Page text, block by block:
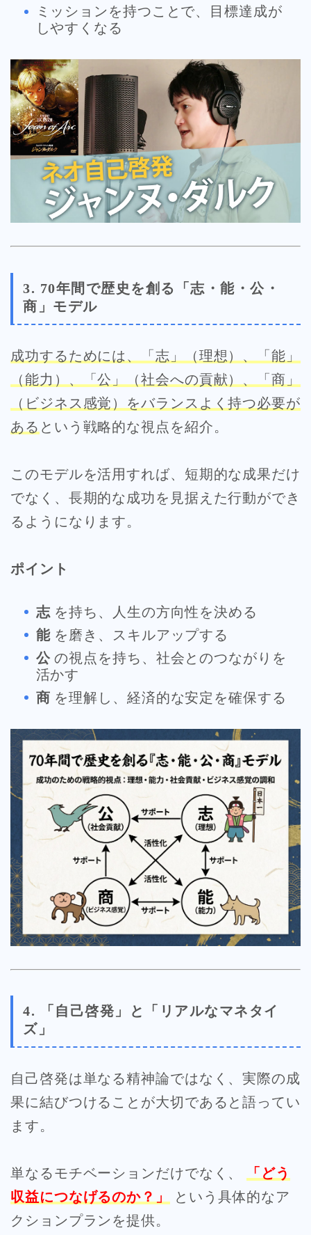
ミッションを持つことで、目標達成が
しやすくなる
3. 70年間で歴史を創る「志・能・公・
商」モデル
成功するためには、「志」（理想）、「能」
（能力）、「公」（社会への貢献）、「商」
（ビジネス感覚）をバランスよく持つ必要が
ある という戦略的な視点を紹介。
このモデルを活用すれば、短期的な成果だけ
でなく、長期的な成功を見据えた行動ができ
るようになります。
ポイント
志 を持ち、人生の方向性を決める
能を磨き、スキルアップする
公の視点を持ち、社会とのつながりを
活かす
商 を理解し、経済的な安定を確保する
4. 「自己啓発」と「リアルなマネタイ
ズ」
自己啓発は単なる精神論ではなく、実際の成
果に結びつけることが大切であると語ってい
ます。
単なるモチベーションだけでなく、
「どう
収益につなげるのか？」
という具体的なア
クションプランを提供。